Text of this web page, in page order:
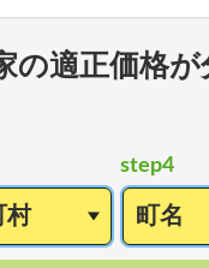
の適正価格が
step4